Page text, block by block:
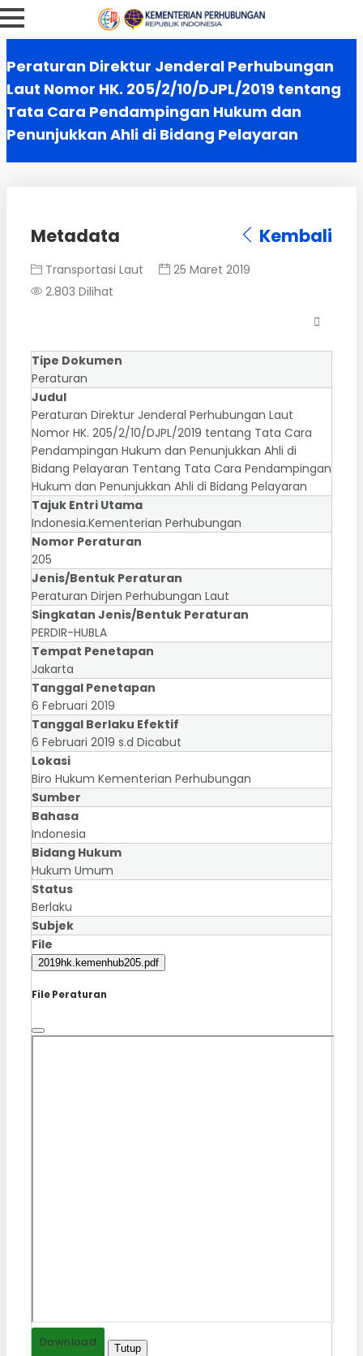
Peraturan Direktur Jenderal Perhubungan
Laut Nomor HK. 205/2/10/DJPL/2019 tentang
Tata Cara Pendampingan Hukum dan
Penunjukkan Ahli di Bidang Pelayaran
Metadata Kembali
Transportasi Laut
25 Maret 2019
2.803 Dilihat
Tipe Dokumen
Peraturan
Judul
Peraturan Direktur Jenderal Perhubungan Laut
Nomor HK. 205/2/10/DJPL/2019 tentang Tata Cara
Pendampingan Hukum dan Penunjukkan Ahli di
Bidang Pelayaran Tentang Tata Cara Pendampingan
Hukum dan Penunjukkan Ahli di Bidang Pelayaran
Tajuk Entri Utama
Indonesia.Kementerian Perhubungan
Nomor Peraturan
205
Jenis/Bentuk Peraturan
Peraturan Dirjen Perhubungan Laut
Singkatan Jenis/Bentuk Peraturan
PERDIR-HUBLA
Tempat Penetapan
Jakarta
Tanggal Penetapan
6 Februari 2019
Tanggal Berlaku Efektif
6 Februari 2019 s.d Dicabut
Lokasi
Biro Hukum Kementerian Perhubungan
Sumber
Bahasa
Indonesia
Bidang Hukum
Hukum Umum
Status
Berlaku
Subjek
File
2019hk.kemenhub205.pdf
File Peraturan
Download Tutup